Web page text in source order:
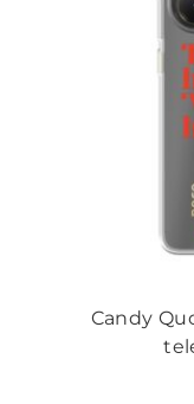
Candy